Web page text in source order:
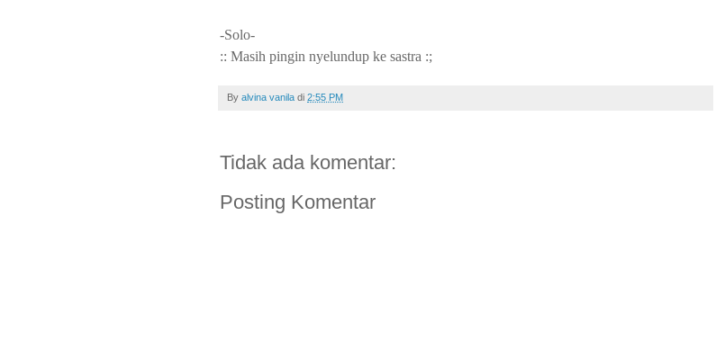
-Solo-
:: Masih pingin nyelundup ke sastra :;
By alvina vanila di 2:55 PM
Tidak ada komentar:
Posting Komentar